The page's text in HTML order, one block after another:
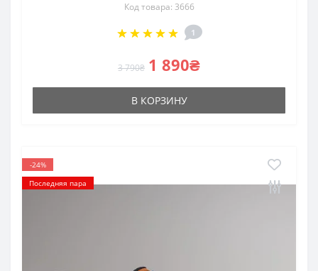
Код товара: 3666
1
3 790₴ 1 890₴
В КОРЗИНУ
-24%
Последняя пара